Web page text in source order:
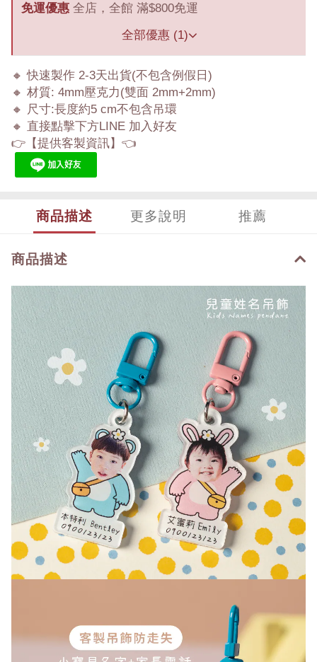
免運優惠 全店，全館 滿$800免運
全部優惠 (1)
🔸 快速製作 2-3天出貨(不包含例假日)
🔸 材質: 4mm壓克力(雙面 2mm+2mm)
🔸 尺寸:長度約5 cm不包含吊環
🔸 直接點擊下方LINE 加入好友
👉【提供客製資訊】👈
商品描述 更多說明 推薦
商品描述